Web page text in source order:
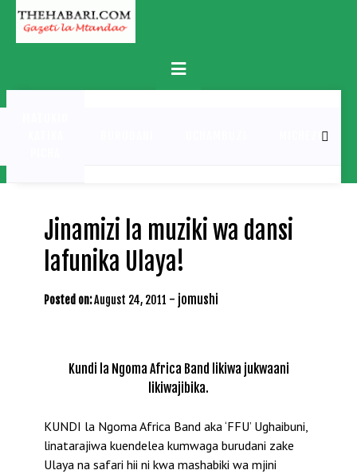
Skip
content
Primary
Menu
MICHEZO
Jinamizi la muziki wa dansi
lafunika Ulaya!
Posted on:August 24, 2011 - jomushi
Kundi la Ngoma Africa Band likiwa jukwaani
likiwajibika.
KUNDI la Ngoma Africa Band aka ‘FFU’ Ughaibuni,
linatarajiwa kuendelea kumwaga burudani zake
Ulaya na safari hii ni kwa mashabiki wa mjini